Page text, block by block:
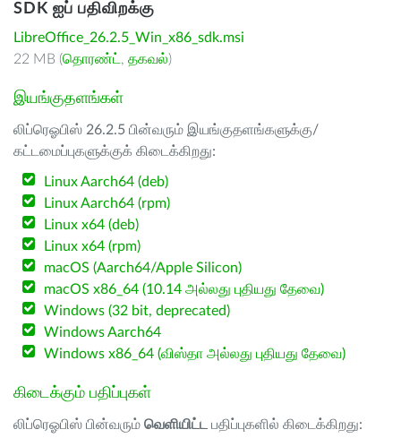
SDK ஐப் பதிவிறக்கு
LibreOffice_26.2.5_Win_x86_sdk.msi
22 MB (தொரண்ட் , தகவல்)
இயங்குதளங்கள்
லிப்ரெஓபிஸ் 26.2.5 பின்வரும் இயங்குதளங்களுக்கு/
கட்டமைப்புகளுக்குக் கிடைக்கிறது:
Linux Aarch64 (deb)
Linux Aarch64 (rpm)
Linux x64 (deb)
Linux x64 (rpm)
macOS (Aarch64/Apple Silicon)
macOS x86_64 (10.14 அல்லது புதியது தேவை)
Windows (32 bit, deprecated)
Windows Aarch64
Windows x86_64 (விஸ்தா அல்லது புதியது தேவை)
கிடைக்கும் பதிப்புகள்
லிப்ரெஓபிஸ் பின்வரும் வெளியிட்ட பதிப்புகளில் கிடைக்கிறது: